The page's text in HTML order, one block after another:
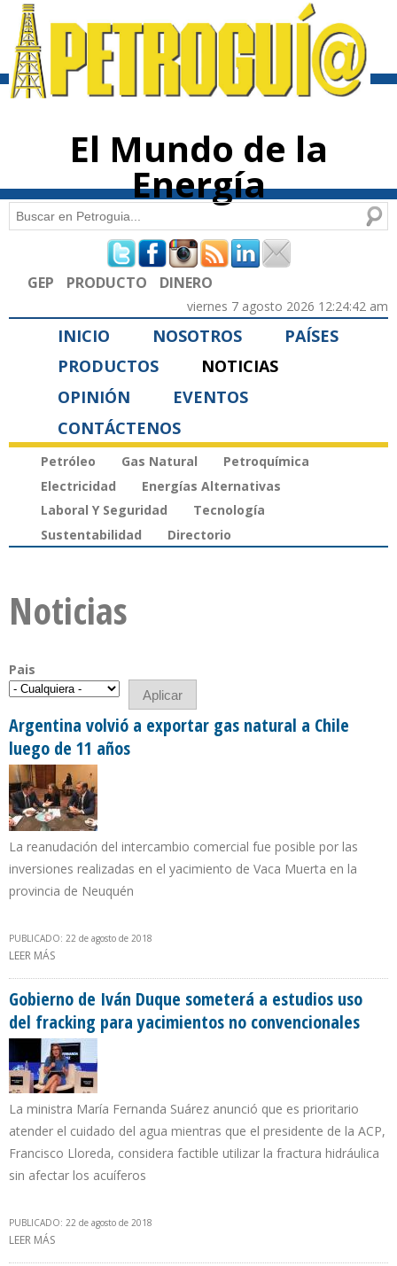
contenido
El Mundo de la
Energía
Formulario de búsqueda
Buscar
GEP PRODUCTO DINERO
viernes 7 agosto 2026 12:24:42 am
INICIO NOSOTROS
PAÍSES
PRODUCTOS
NOTICIAS
OPINIÓN
EVENTOS
CONTÁCTENOS
Petróleo Gas Natural
Petroquímica
Electricidad
Energías Alternativas
Laboral Y Seguridad
Tecnología
Sustentabilidad
Directorio
Noticias
Pais
Argentina volvió a exportar gas natural a Chile
luego de 11 años
La reanudación del intercambio comercial fue posible por las
inversiones realizadas en el yacimiento de Vaca Muerta en la
provincia de Neuquén
PUBLICADO: 22 de agosto de 2018
LEER MÁS
Gobierno de Iván Duque someterá a estudios uso
del fracking para yacimientos no convencionales
La ministra María Fernanda Suárez anunció que es prioritario
atender el cuidado del agua mientras que el presidente de la ACP,
Francisco Lloreda, considera factible utilizar la fractura hidráulica
sin afectar los acuíferos
PUBLICADO: 22 de agosto de 2018
LEER MÁS